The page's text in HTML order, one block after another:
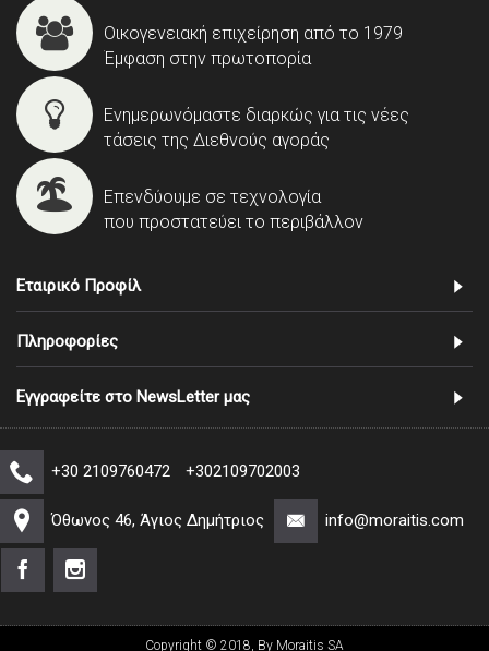
Οικογενειακή επιχείρηση από το 1979
Έμφαση στην πρωτοπορία
Ενημερωνόμαστε διαρκώς για τις νέες
τάσεις της Διεθνούς αγοράς
Επενδύουμε σε τεχνολογία
που προστατεύει το περιβάλλον
Εταιρικό Προφίλ
Πληροφορίες
Εγγραφείτε στο NewsLetter μας
+30 2109760472 +302109702003
Όθωνος 46, Άγιος Δημήτριος info@moraitis.com
Copyright © 2018, By Moraitis SA